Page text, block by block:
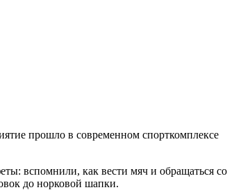
прошло в современном спорткомплексе
вспомнили, как вести мяч и обращаться со
до норковой шапки.